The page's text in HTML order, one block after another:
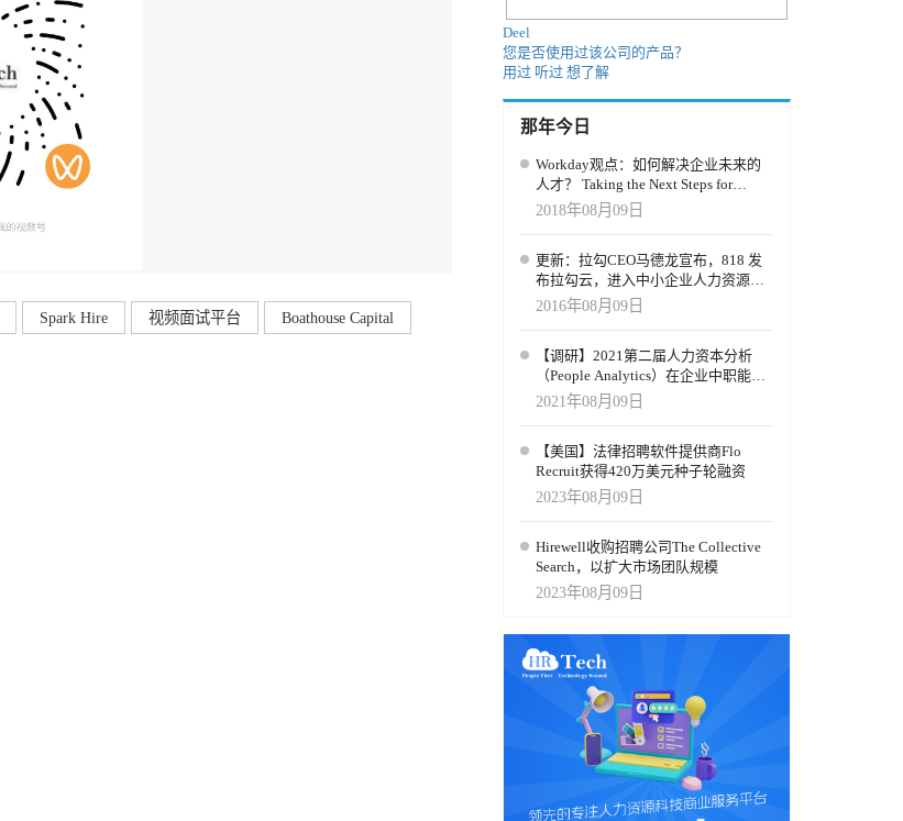
Spark Hire 视频面试平台 Boathouse Capital
Deel
您是否使用过该公司的产品？
用过 听过 想了解
那年今日
Workday观点：如何解决企业未来的
人才？ Taking the Next Steps for
Tomorrow's Talent
2018年08月09日
更新：拉勾CEO马德龙宣布，818 发
布拉勾云，进入中小企业人力资源协
同云服务领域
2016年08月09日
【调研】2021第二届人力资本分析
（People Analytics）在企业中职能发
展与应用实践调查
2021年08月09日
【美国】法律招聘软件提供商Flo
Recruit获得420万美元种子轮融资
2023年08月09日
Hirewell收购招聘公司The Collective
Search，以扩大市场团队规模
2023年08月09日